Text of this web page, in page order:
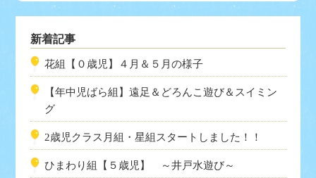
新着記事
花組【０歳児】４月＆５月の様子
【年中児ばら組】遠足＆どろんこ遊び＆スイミン
グ
2歳児クラス月組・星組スタートしました！！
ひまわり組【５歳児】 ～井戸水遊び～